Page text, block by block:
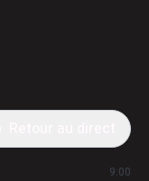
9:00